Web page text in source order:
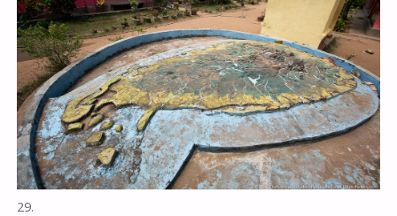
29.